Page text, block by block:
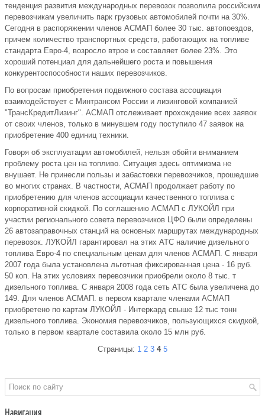
тенденция развития международных перевозок позволила российским
перевозчикам увеличить парк грузовых автомобилей почти на 30%.
Сегодня в распоряжении членов АСМАП более 30 тыс. автопоездов,
причем количество транспортных средств, работающих на топливе
стандарта Евро-4, возросло втрое и составляет более 23%. Это
хороший потенциал для дальнейшего роста и повышения
конкурентоспособности наших перевозчиков.
По вопросам приобретения подвижного состава ассоциация
взаимодействует с Минтрансом России и лизинговой компанией
"ТрансКредитЛизинг". АСМАП отслеживает прохождение всех заявок
от своих членов, только в минувшем году поступило 47 заявок на
приобретение 400 единиц техники.
Говоря об эксплуатации автомобилей, нельзя обойти вниманием
проблему роста цен на топливо. Ситуация здесь оптимизма не
внушает. Не принесли пользы и забастовки перевозчиков, прошедшие
во многих странах. В частности, АСМАП продолжает работу по
приобретению для членов ассоциации качественного топлива с
корпоративной скидкой. По соглашению АСМАП с ЛУКОЙЛ при
участии регионального совета перевозчиков ЦФО были определены
26 автозаправочных станций на основных маршрутах международных
перевозок. ЛУКОЙЛ гарантировал на этих АТС наличие дизельного
топлива Евро-4 по специальным ценам для членов АСМАП. С января
2007 года была установлена льготная фиксированная цена - 16 руб.
50 коп. На этих условиях перевозчики приобрели около 8 тыс. т
дизельного топлива. С января 2008 года сеть АТС была увеличена до
149. Для членов АСМАП. в первом квартале членами АСМАП
приобретено по картам ЛУКОЙЛ - Интеркард свыше 12 тыс тонн
дизельного топлива. Экономия перевозчиков, пользующихся скидкой,
только в первом квартале составила около 15 млн руб.
Страницы: 1 2 3 4 5
Навигация